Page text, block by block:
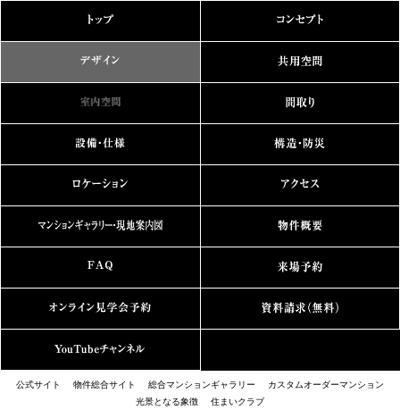
公式サイト 物件総合サイト 総合マンションギャラリー
カスタムオーダーマンション
光景となる象徴
住まいクラブ